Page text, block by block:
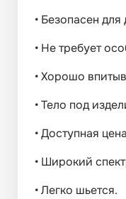
• Безопасен для
• Не требует
•Хорошо
•Тело под
•Доступная
• Широкий
•Легко шьется.